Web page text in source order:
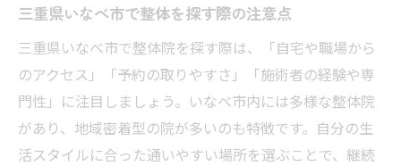
三重県いなべ市で整体を探す際の注意点
三重県いなべ市で整体院を探す際は、「自宅や職場から
のアクセス」「予約の取りやすさ」「施術者の経験や専
門性」に注目しましょう。いなべ市内には多様な整体院
があり、地域密着型の院が多いのも特徴です。自分の生
活スタイルに合った通いやすい場所を選ぶことで、継続